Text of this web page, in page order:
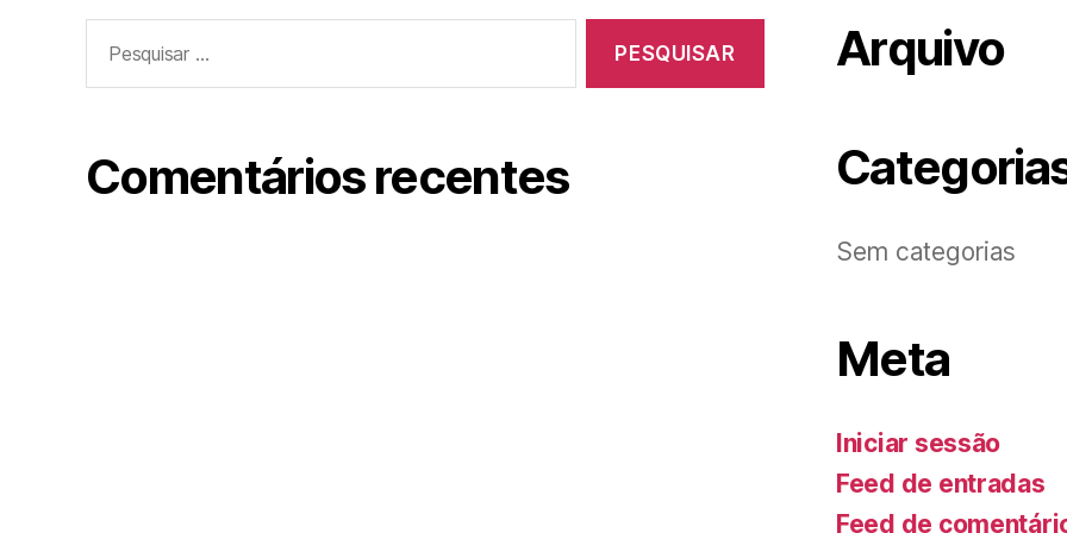
por:
Comentários recentes
Arquivo
Sem categorias
Meta
Iniciar sessão
Feed de entradas
Feed de